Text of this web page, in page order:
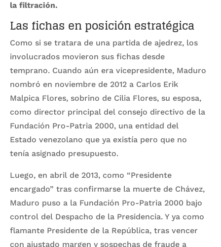
la filtración.
Las fichas en posición estratégica
Como si se tratara de una partida de ajedrez, los
involucrados movieron sus fichas desde
temprano. Cuando aún era vicepresidente, Maduro
nombró en noviembre de 2012 a Carlos Erik
Malpica Flores, sobrino de Cilia Flores, su esposa,
como director principal del consejo directivo de la
Fundación Pro-Patria 2000, una entidad del
Estado venezolano que ya existía pero que no
tenía asignado presupuesto.
Luego, en abril de 2013, como “Presidente
encargado” tras confirmarse la muerte de Chávez,
Maduro puso a la Fundación Pro-Patria 2000 bajo
control del Despacho de la Presidencia. Y ya como
flamante Presidente de la República, tras vencer
con ajustado margen y sospechas de fraude a